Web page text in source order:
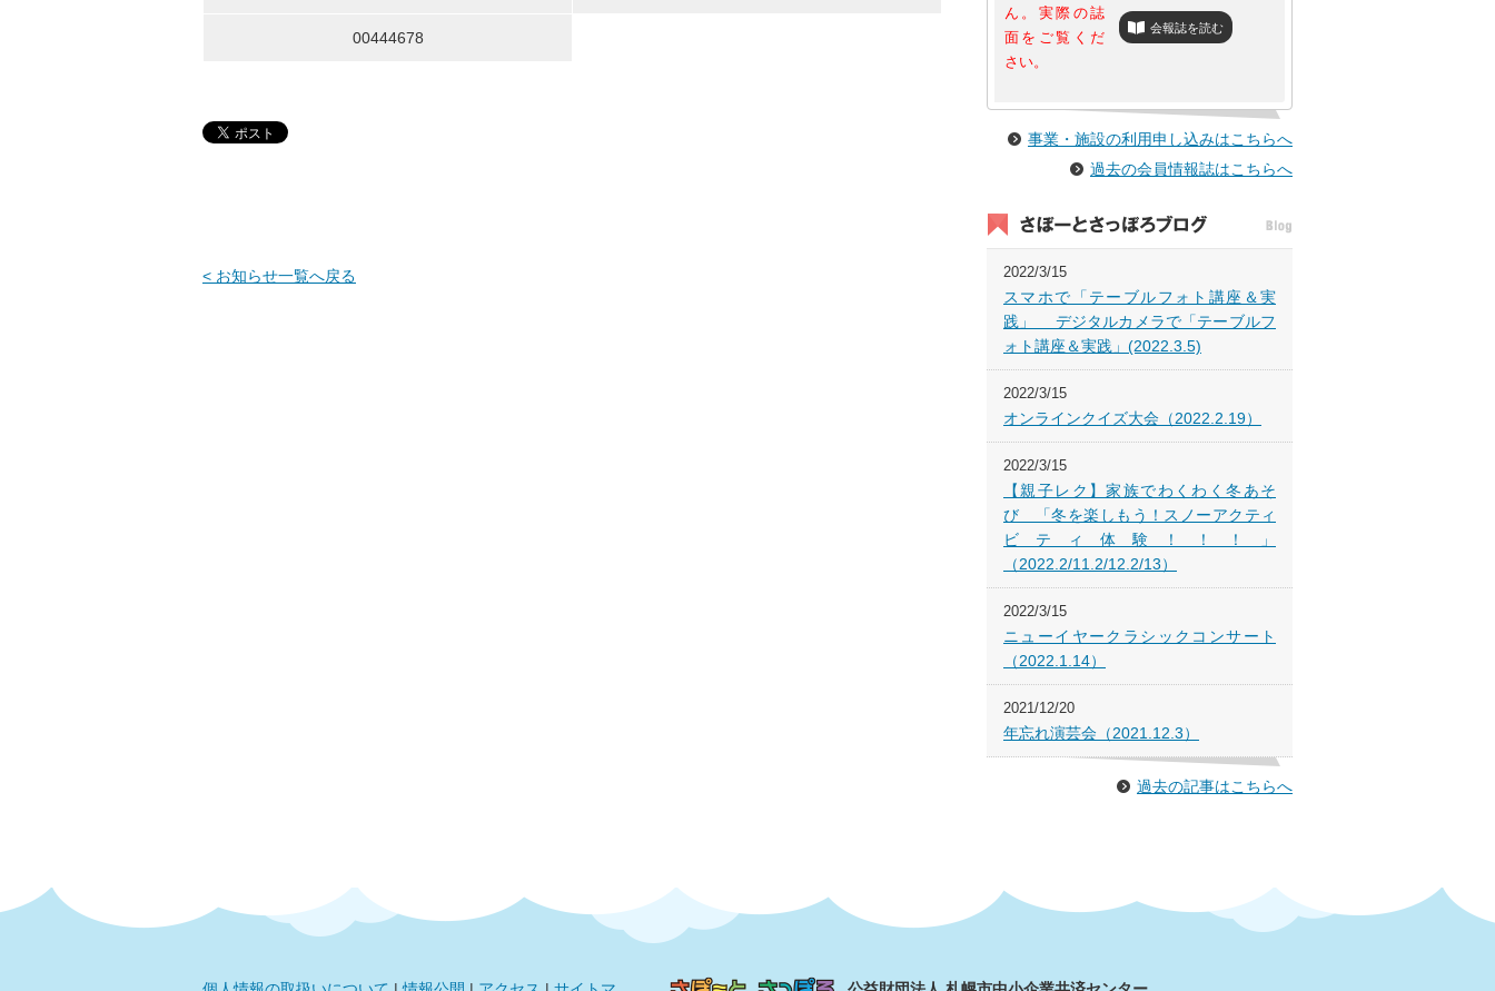
00444678
< お知らせ一覧へ戻る
ん。実際の誌
面をご覧くだ
さい。
会報誌を読む
事業・施設の利用申し込みはこちらへ
過去の会員情報誌はこちらへ
2022/3/15
スマホで「テーブルフォト講座＆実
践」 デジタルカメラで「テーブルフ
ォト講座＆実践」(2022.3.5)
2022/3/15
オンラインクイズ大会（2022.2.19）
2022/3/15
【親子レク】家族でわくわく冬あそ
び 「冬を楽しもう！スノーアクティ
ビティ体験！！！」
（2022.2/11.2/12.2/13）
2022/3/15
ニューイヤークラシックコンサート
（2022.1.14）
2021/12/20
年忘れ演芸会（2021.12.3）
過去の記事はこちらへ